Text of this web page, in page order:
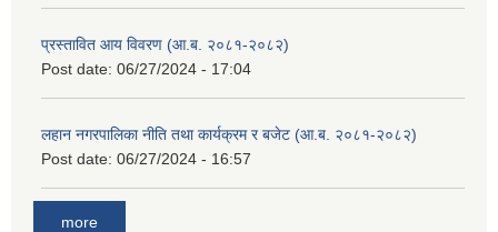
प्रस्तावित आय विवरण (आ.ब. २०८१-२०८२)
Post date: 06/27/2024 - 17:04
लहान नगरपालिका नीति तथा कार्यक्रम र बजेट (आ.ब. २०८१-२०८२)
Post date: 06/27/2024 - 16:57
more